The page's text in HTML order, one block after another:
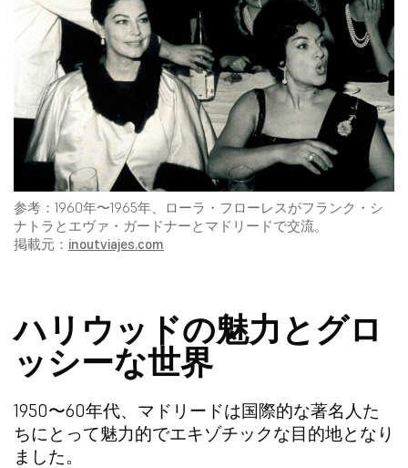
参考：1960年〜1965年、ローラ・フローレスがフランク・シ
ナトラとエヴァ・ガードナーとマドリードで交流。
掲載元： inoutviajes.com
ハリウッドの魅力とグロ
ッシーな世界
1950〜60年代、マドリードは国際的な著名人た
ちにとって魅力的でエキゾチックな目的地となり
ました。